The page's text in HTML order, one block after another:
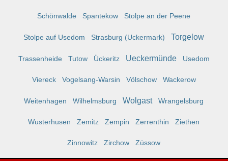
Schönwalde Spantekow Stolpe an der Peene
Stolpe auf Usedom Strasburg (Uckermark) Torgelow
Trassenheide Tutow Ückeritz Ueckermünde Usedom
Viereck Vogelsang-Warsin Völschow Wackerow
Weitenhagen Wilhelmsburg Wolgast Wrangelsburg
Wusterhusen Zemitz Zempin Zerrenthin Ziethen
Zinnowitz Zirchow Züssow